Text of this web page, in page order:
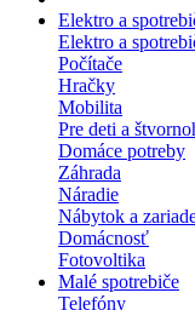
Elektro a
Elektro a
Počítače
Hračky
Mobilita
Pre deti a
Domáce potreby
Záhrada
Náradie
Nábytok a
Domácnosť
Fotovoltika
Malé spotrebiče
Telefóny